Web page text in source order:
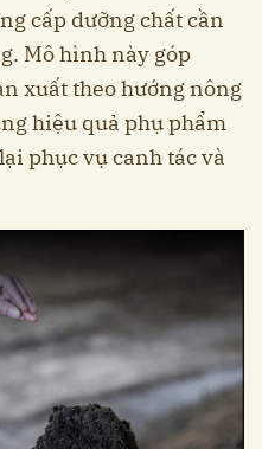
cấp dưỡng chất cần
Mô hình này góp
xuất theo hướng nông
hiệu quả phụ phẩm
phục vụ canh tác và